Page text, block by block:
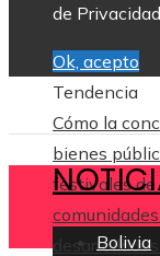
de
Ok, acepto
Tendencia
Cómo la
bienes
festivales de
comunidades
Bolivia